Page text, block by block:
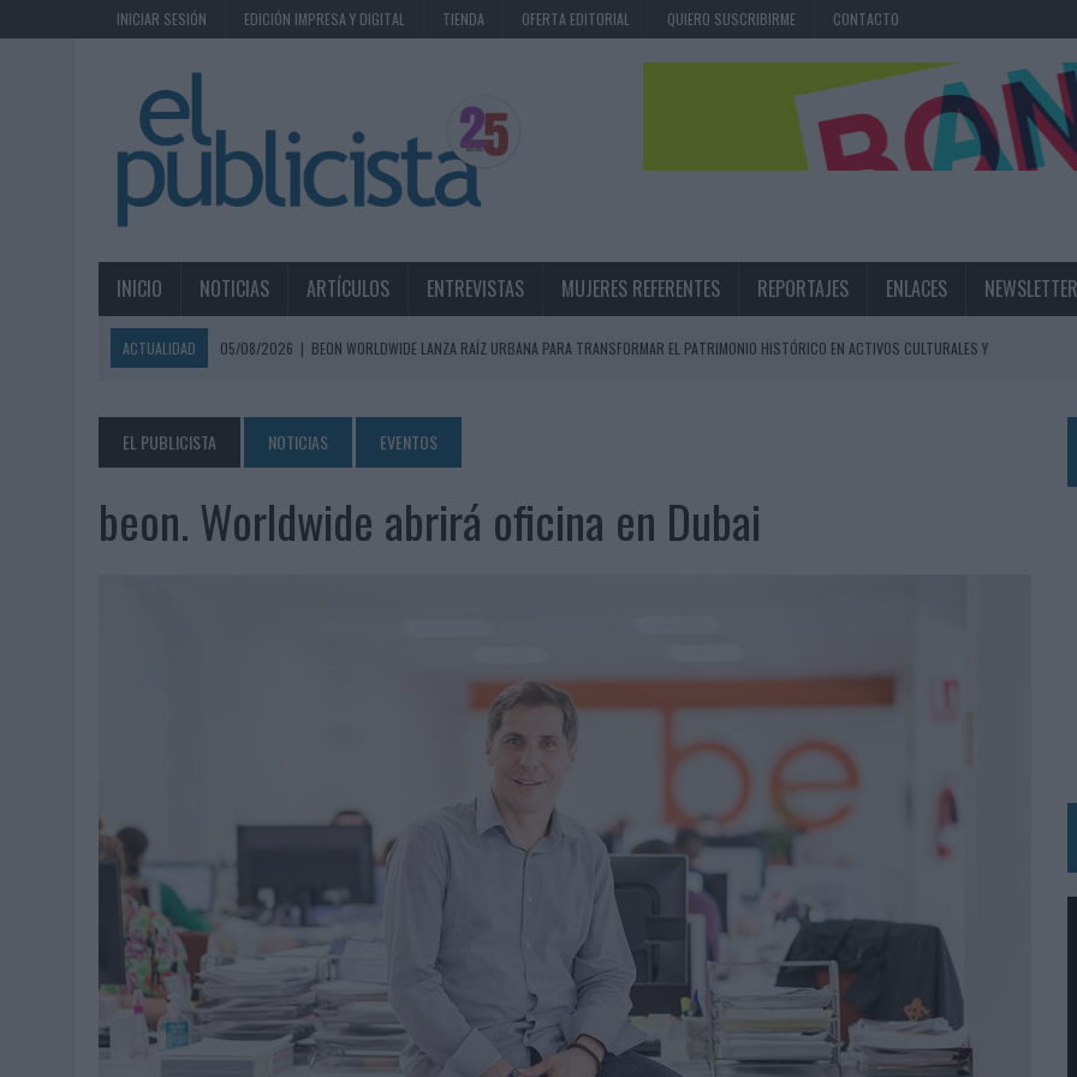
INICIAR SESIÓN EDICIÓN IMPRESA Y DIGITAL TIENDA OFERTA EDITORIAL QUIERO SUSCRIBIRME CONTACTO
INICIO NOTICIAS ARTÍCULOS ENTREVISTAS MUJERES REFERENTES REPORTAJES ENLACES NEWSLETTER
ACTUALIDAD 05/08/2026 | BEON WORLDWIDE LANZA RAÍZ URBANA PARA TRANSFORMAR EL PATRIMONIO HISTÓRICO EN ACTIVOS CULTURALES Y
05/08/2026 | LOPESAN HOTELS & RESORTS ACERCA EL PARAÍSO CANARIO EN SU ÚLTIMA CAMPAÑA INTERNACIONAL
| LUIS ARQUILLOS (BURGO DE ARIAS): “LA CONSTRUCCIÓN DE MARCA A LARGO PLAZO Y LA MEDICIÓN SON DOS CARAS DE LA MISMA
MONEDA”
CAPAZ, LA CERVEZA QUE CONVIERTE CADA BOTELLA EN UNA OPORTUNIDAD DE INCLUSIÓN
BABARIA Y MAXIBON SON ‘EL MATCH PERFECTO DEL VERANO’
AUDIBLE REIVINDICA EL PODER TRANSFORMADOR DEL AUDIO EN SU NUEVA CAMPAÑA GLOBAL DE MARCA
03/08/2026
‘VUELVE EL FÚTBOL. VUELVE A SOÑAR’, DE VML PARA MOVISTAR
MOVISTAR APELA A LA ILUSIÓN DE LAS AFICIONES PARA EL REGRESO DEL FÚTBOL
03/08/2026
EL REAL BETIS INVITA A LOS AFICIONADOS A DISEÑAR SU PRÓXIMA CAMISETA FOREVER GREEN
03/08/2026
KFC CONVIERTE LOS UBER EN UN HOMENAJE AL UNIVERSO DE 'LOS SIMPSON'
03/08/2026 |
BACK MARKET PONE A LA MADRE DE SU FUNDADOR COMO AVAL DE SU CALIDAD
03/08/2026 |
PRESENTADO EL JURADO DE LOS PREMIOS DE MARKETING Y COMUNICACIÓN EN EL SECTOR ASEGURADOR 2026
31/07/2026
‘FROZEN DUNKIN’ X CALIPPO®’, AUTOPRODUCCIÓN DE DUNKIN’
EL PUBLICISTA NOTICIAS EVENTOS
beon. Worldwide abrirá oficina en Dubai